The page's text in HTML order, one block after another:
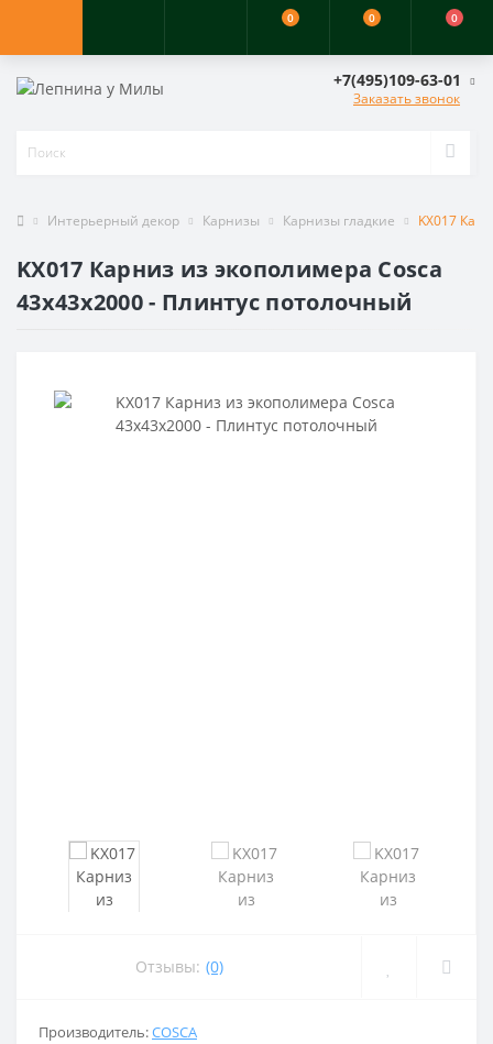
0 0 0
+7(495)109-63-01
Заказать звонок
Интерьерный декор Карнизы Карнизы гладкие KX017
KX017 Карниз из экополимера Cosca
43х43х2000 - Плинтус потолочный
Отзывы: (0)
Производитель:COSCA